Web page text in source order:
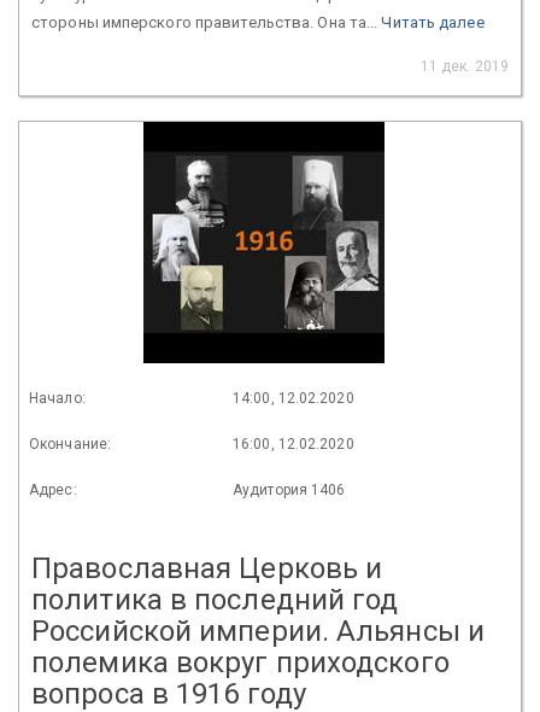
стороны имперского правительства. Она та...Читать далее
11 дек. 2019
Начало: 14:00, 12.02.2020
Окончание: 16:00, 12.02.2020
Адрес: Аудитория 1406
Православная Церковь и
политика в последний год
Российской империи. Альянсы и
полемика вокруг приходского
вопроса в 1916 году